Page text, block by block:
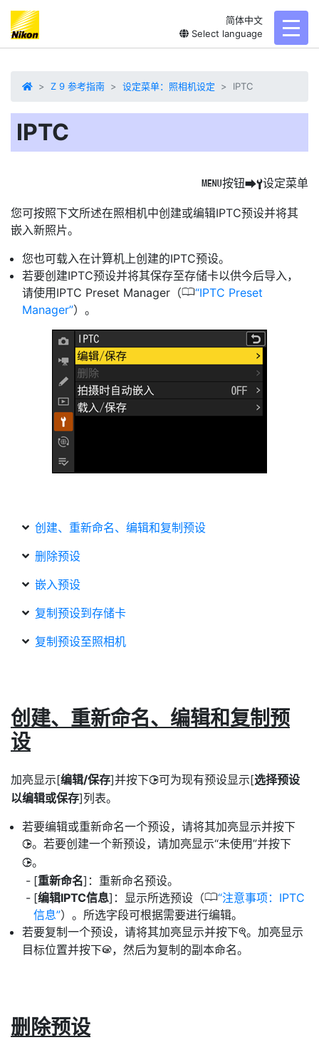
简体中文
Select language
Z 9 参考指南 设定菜单：照相机设定 IPTC
IPTC
G按钮UB设定菜单
您可按照下文所述在照相机中创建或编辑IPTC预设并将其
嵌入新照片。
您也可载入在计算机上创建的IPTC预设。
若要创建IPTC预设并将其保存至存储卡以供今后导入，
请使用IPTC Preset Manager（0 IPTC Preset
Manager ）。
创建、重新命名、编辑和复制预设
删除预设
嵌入预设
复制预设到存储卡
复制预设至照相机
创建、重新命名、编辑和复制预
设
加亮显示[编辑/保存]并按下2可为现有预设显示[选择预设
以编辑或保存]列表。
若要编辑或重新命名一个预设，请将其加亮显示并按下
2。若要创建一个新预设，请加亮显示“未使用”并按下
2。
[重新命名]：重新命名预设。
[编辑IPTC信息]：显示所选预设（0 注意事项：IPTC
信息 ）。所选字段可根据需要进行编辑。
若要复制一个预设，请将其加亮显示并按下X。加亮显示
目标位置并按下J，然后为复制的副本命名。
删除预设